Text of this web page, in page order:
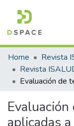
Communities &
All of DSpace
Statistics
Home Revista
aplicadas